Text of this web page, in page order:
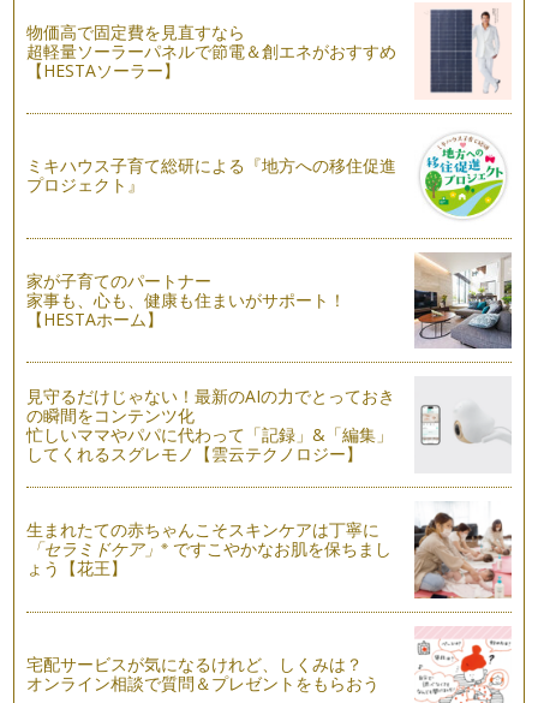
ード探し☆』
願いを叶えるハッピー・ノート、8回目の今回は、『ときめく
キーワード探し☆』。 キー…
願いを叶えるハッピー・ノート～vol.7
願いを叶えるハッピー・ノートのコラムも、今回で7回目。
「私もハッピー・ノートを書…
前回までノートの書き方、選び方について5回に亘りご紹介し
願いを叶えるハッピー・ノート～vol.5
前回までは、ハッピー・ノートの書き方についてお伝えしてき
願いを叶えるハッピーノート～vol.4
前回、ハッピーノートを書くときの３つのポイントをお伝えし
ましたが、ハッピーノートは、夢を叶…
願いを叶えるハッピーノートvol.3
前回、ハッピーノートの書き方についてお伝えしましたが、今
回は、毎日を丁寧に過ごし、穏やかで…
願いを叶えるハッピーノート vol.2
前回に引き続き、ハッピーノートの書き方をご紹介していきま
す。 …
願いを叶えるハッピーノート。
子育てというと、どうしても“”子どもをどう育てるか“&…
物価高で固定費を見直すなら
超軽量ソーラーパネルで節電＆創エネがおすすめ
【HESTAソーラー】
ミキハウス子育て総研による『地方への移住促進
プロジェクト』
家が子育てのパートナー
家事も、心も、健康も住まいがサポート！
【HESTAホーム】
見守るだけじゃない！最新のAIの力でとっておき
の瞬間をコンテンツ化
忙しいママやパパに代わって「記録」&「編集」
してくれるスグレモノ【雲云テクノロジー】
生まれたての赤ちゃんこそスキンケアは丁寧に
「セラミドケア」※ ですこやかなお肌を保ちまし
ょう【花王】
宅配サービスが気になるけれど、しくみは？
オンライン相談で質問＆プレゼントをもらおう